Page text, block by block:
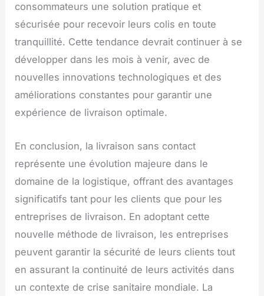
consommateurs une solution pratique et
sécurisée pour recevoir leurs colis en toute
tranquillité. Cette tendance devrait continuer à se
développer dans les mois à venir, avec de
nouvelles innovations technologiques et des
améliorations constantes pour garantir une
expérience de livraison optimale.
En conclusion, la livraison sans contact
représente une évolution majeure dans le
domaine de la logistique, offrant des avantages
significatifs tant pour les clients que pour les
entreprises de livraison. En adoptant cette
nouvelle méthode de livraison, les entreprises
peuvent garantir la sécurité de leurs clients tout
en assurant la continuité de leurs activités dans
un contexte de crise sanitaire mondiale. La